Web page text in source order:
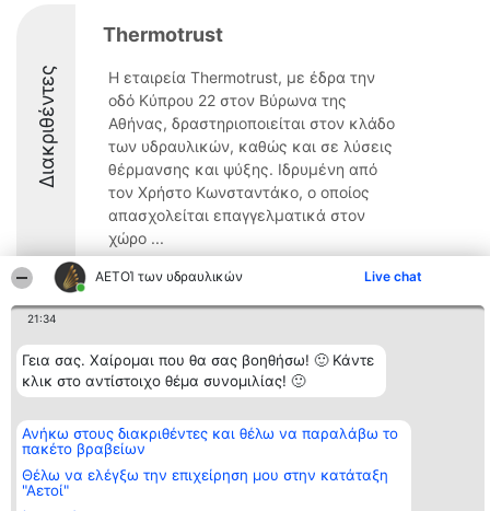
ΑΕΤΟΊ των υδραυλικών Live chat
21:34
Γεια σας. Χαίρομαι που θα σας βοηθήσω! 🙂 Κάντε
κλικ στο αντίστοιχο θέμα συνομιλίας! 🙂
Ανήκω στους διακριθέντες και θέλω να παραλάβω το
πακέτο βραβείων
Θέλω να ελέγξω την επιχείρηση μου στην κατάταξη
"Αετοί"
Διακριθέντες
Thermotrust
Η εταιρεία Thermotrust, με έδρα την
οδό Κύπρου 22 στον Βύρωνα της
Αθήνας, δραστηριοποιείται στον κλάδο
των υδραυλικών, καθώς και σε λύσεις
θέρμανσης και ψύξης. Ιδρυμένη από
τον Χρήστο Κωνσταντάκο, ο οποίος
απασχολείται επαγγελματικά στον
χώρο ...
Διοργανωτής της
κατάταξης
BEAUTIFUL COMPANY
ΤΗΛ. ΕΠΙΚΟΙΝΩΝΙΑΣ:
2104128019
email:
aetoi@beautifulcompany.co
Κατάταξη
Διακριθέντες
Λίστα όλων
διακριθέντων
Μεθοδολογία
προϋποθέσεις
ΠΟΛΙΤΙΚΗ
Επικοινωνία